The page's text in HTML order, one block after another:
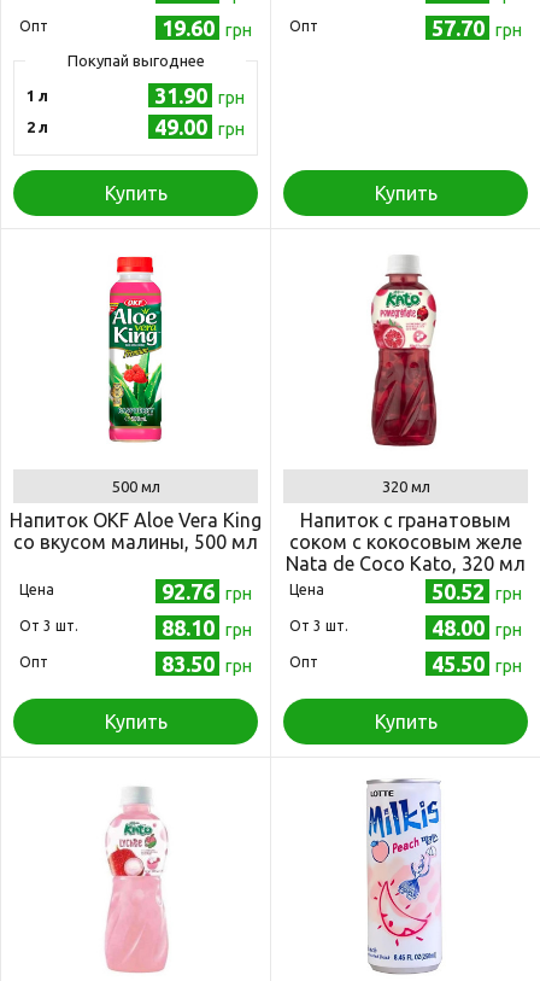
Опт 19.60 грн
Покупай выгоднее
1 л 31.90 грн
2 л 49.00 грн
Купить
Опт 57.70 грн
Купить
500 мл
Напиток OKF Aloe Vera King
со вкусом малины, 500 мл
Цена 92.76 грн
Oт 3 шт. 88.10 грн
Опт 83.50 грн
Купить
320 мл
Напиток с гранатовым
соком с кокосовым желе
Nata de Coco Kato, 320 мл
Цена 50.52 грн
Oт 3 шт. 48.00 грн
Опт 45.50 грн
Купить